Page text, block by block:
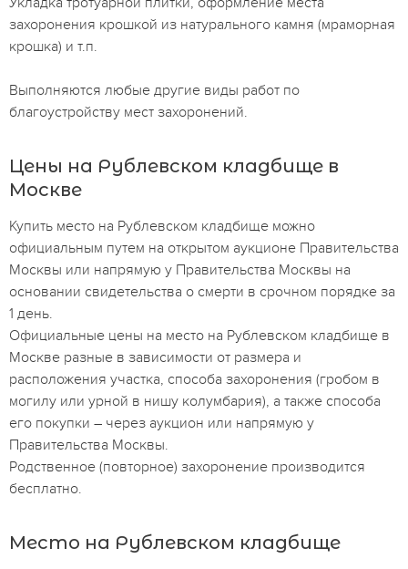
захоронения крошкой из натурального камня (мраморная
крошка) и т.п.
Выполняются любые другие виды работ по
благоустройству мест захоронений.
Цены на Рублевском кладбище в
Москве
Купить место на Рублевском кладбище можно
официальным путем на открытом аукционе Правительства
Москвы или напрямую у Правительства Москвы на
основании свидетельства о смерти в срочном порядке за
1 день.
Официальные цены на место на Рублевском кладбище в
Москве разные в зависимости от размера и
расположения участка, способа захоронения (гробом в
могилу или урной в нишу колумбария), а также способа
его покупки – через аукцион или напрямую у
Правительства Москвы.
Родственное (повторное) захоронение производится
бесплатно.
Место на Рублевском кладбище